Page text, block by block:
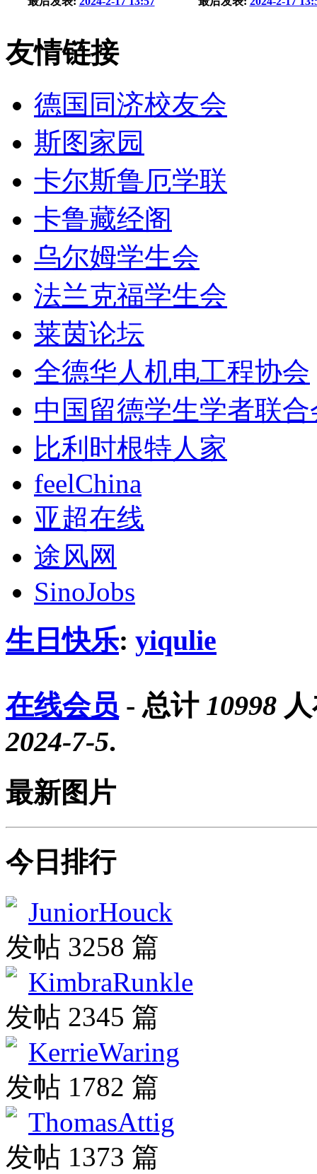
友情链接
德国同济校友会
斯图家园
卡尔斯鲁厄学联
卡鲁藏经阁
乌尔姆学生会
法兰克福学生会
莱茵论坛
全德华人机电工程协会
中国留德学生学者联合
比利时根特人家
feelChina
亚超在线
途风网
SinoJobs
生日快乐: yiqulie
在线会员 - 总计 10998
2024-7-5.
最新图片
今日排行
JuniorHouck
发帖 3258 篇
KimbraRunkle
发帖 2345 篇
KerrieWaring
发帖 1782 篇
ThomasAttig
发帖 1373 篇